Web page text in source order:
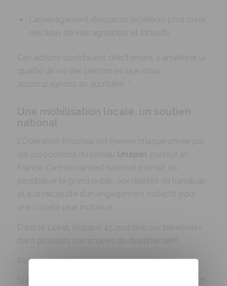
L’aménagement d’espaces extérieurs pour créer
des lieux de vies agréables et inclusifs
Ces actions contribuent directement à améliorer la
qualité de vie des personnes que nous
accompagnons au quotidien.
*
Une mobilisation locale, un soutien
national
L’Opération Brioches est menée chaque année par
les associations du réseau Unapei, partout en
France. Ce mouvement national permet de
sensibiliser le grand public aux réalités du handicap
et à la nécessité d’un engagement collectif pour
une société plus inclusive.
Dans le Loiret, l’Adapei 45 mobilise ses bénévoles
dans plusieurs communes du département.
Retrouvez nos points de vente à :